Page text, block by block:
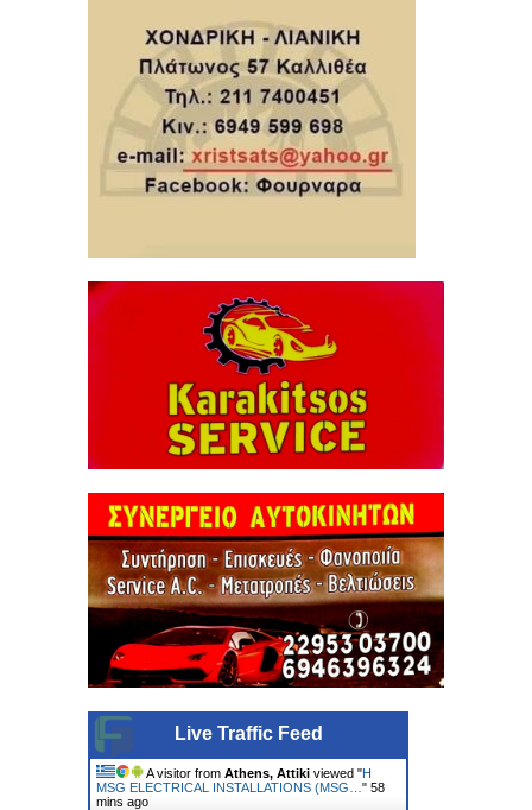
Live Traffic Feed
A visitor from Athens, Attiki viewed "Η
MSG ELECTRICAL INSTALLATIONS (MSG… " 58
mins ago